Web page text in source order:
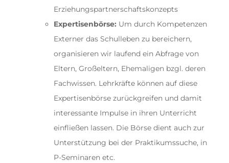
Erziehungspartnerschaftskonzepts
Expertisenbörse: Um durch Kompetenzen
Externer das Schulleben zu bereichern,
organisieren wir laufend ein Abfrage von
Eltern, Großeltern, Ehemaligen bzgl. deren
Fachwissen. Lehrkräfte können auf diese
Expertisenbörse zurückgreifen und damit
interessante Impulse in ihren Unterricht
einfließen lassen. Die Börse dient auch zur
Unterstützung bei der Praktikumssuche, in
P-Seminaren etc.